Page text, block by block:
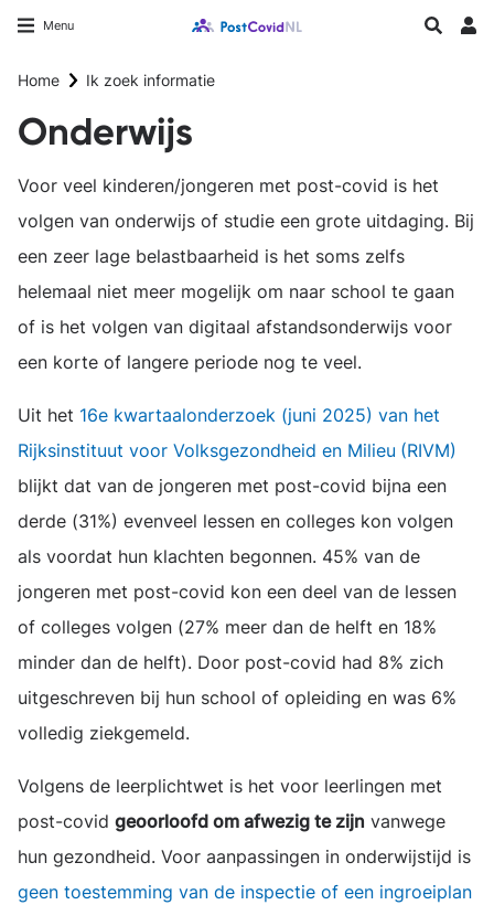
gaan
Menu Longfonds homepageZoeken
Home Ik zoek informatie
Onderwijs
Voor veel kinderen/jongeren met post-covid is het
volgen van onderwijs of studie een grote uitdaging. Bij
een zeer lage belastbaarheid is het soms zelfs
helemaal niet meer mogelijk om naar school te gaan
of is het volgen van digitaal afstandsonderwijs voor
een korte of langere periode nog te veel.
Uit het 16e kwartaalonderzoek (juni 2025) van het
Rijksinstituut voor Volksgezondheid en Milieu (RIVM)
blijkt dat van de jongeren met post-covid bijna een
derde (31%) evenveel lessen en colleges kon volgen
als voordat hun klachten begonnen. 45% van de
jongeren met post-covid kon een deel van de lessen
of colleges volgen (27% meer dan de helft en 18%
minder dan de helft). Door post-covid had 8% zich
uitgeschreven bij hun school of opleiding en was 6%
volledig ziekgemeld.
Volgens de leerplichtwet is het voor leerlingen met
post-covid geoorloofd om afwezig te zijn vanwege
hun gezondheid. Voor aanpassingen in onderwijstijd is
geen toestemming van de inspectie of een ingroeiplan